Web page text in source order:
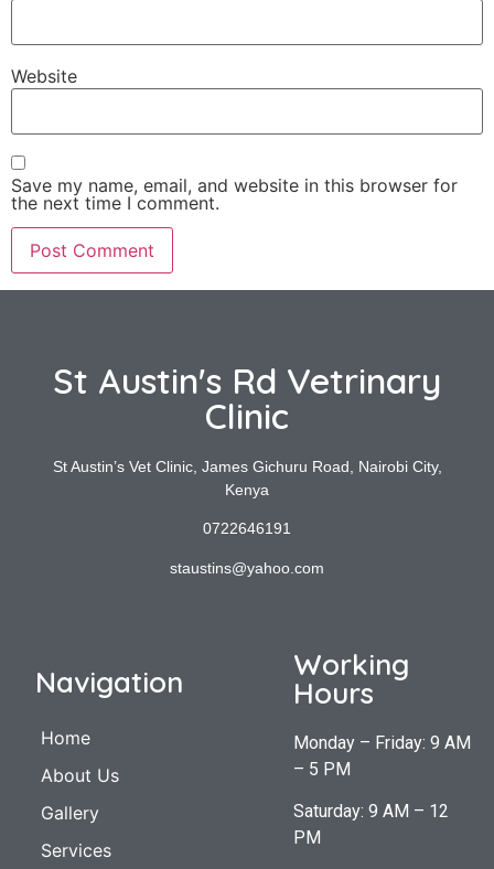
Website
Save my name, email, and website in this browser for
the next time I comment.
St Austin's Rd Vetrinary
Clinic
St Austin’s Vet Clinic, James Gichuru Road, Nairobi City,
Kenya
0722646191
staustins@yahoo.com
Navigation
Home
About Us
Gallery
Services
Working
Hours
Monday – Friday: 9 AM
– 5 PM
Saturday: 9 AM – 12
PM